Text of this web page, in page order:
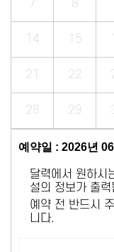
7 8
14 15
21 22
28 29
예약일 : 2026년
달력에서 원하시
설의 정보가 출력
예약 전 반드시
니다.